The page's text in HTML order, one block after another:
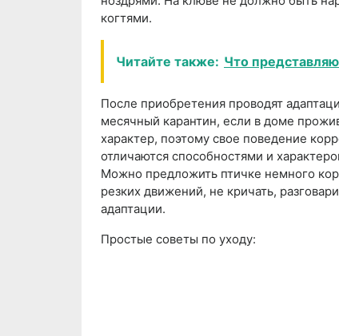
когтями.
Читайте также: Что
После приобретения проводят
месячный карантин, если в доме
характер, поэтому свое поведение
отличаются способностями и
Можно предложить птичке немного
резких движений, не кричать,
адаптации.
Простые советы по уходу: